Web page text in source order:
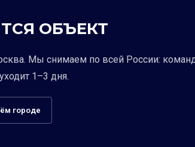
ОБЪЕКТ
Мы снимаем по всей России:
1–3 дня.
городе